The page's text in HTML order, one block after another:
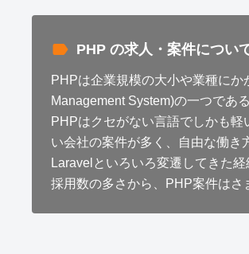
PHP の求人・案件につい
PHPは企業規模の大小や業種に
Management System)の一つであ
PHPはクセがない言語でしかも
い会社の案件が多く、自由な働
Laravelといろいろ変遷してきた
採用数の多さから、PHP案件はさ